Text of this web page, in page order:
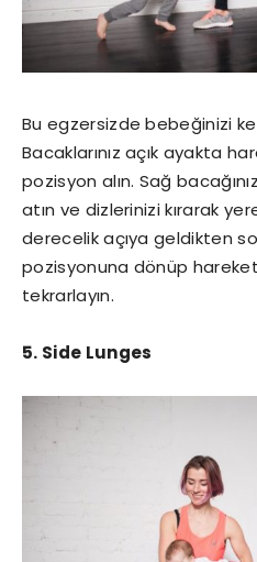
Bu egzersizde bebeğinizi
Bacaklarınız açık ayakta
pozisyon alın. Sağ
atın ve dizlerinizi kırarak
derecelik açıya geldikten
pozisyonuna dönüp
tekrarlayın.
5. Side Lunges